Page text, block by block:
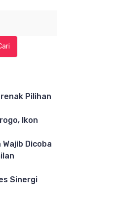
Pilihan
Ikon
Dicoba
Sinergi